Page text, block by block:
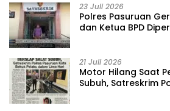
23 Juli 2026
‎Polres Pasuruan
dan Ketua BPD
21 Juli 2026
‎Motor Hilang Saat
Subuh, Satreskrim